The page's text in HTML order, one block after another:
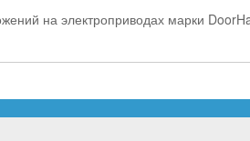
на электроприводах марки